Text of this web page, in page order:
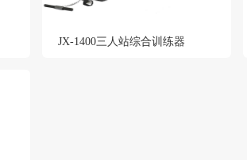
JX-1400三人站综合训练器